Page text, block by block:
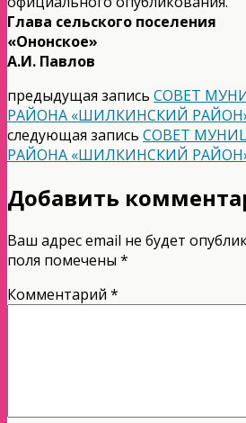
Глава сельского поселения
«Ононское»
А.И. Павлов
предыдущая запись СОВЕТ
РАЙОНА «ШИЛКИНСКИЙ
следующая запись СОВЕТ
РАЙОНА «ШИЛКИНСКИЙ
Добавить
Ваш адрес email не будет
поля помечены *
Комментарий *